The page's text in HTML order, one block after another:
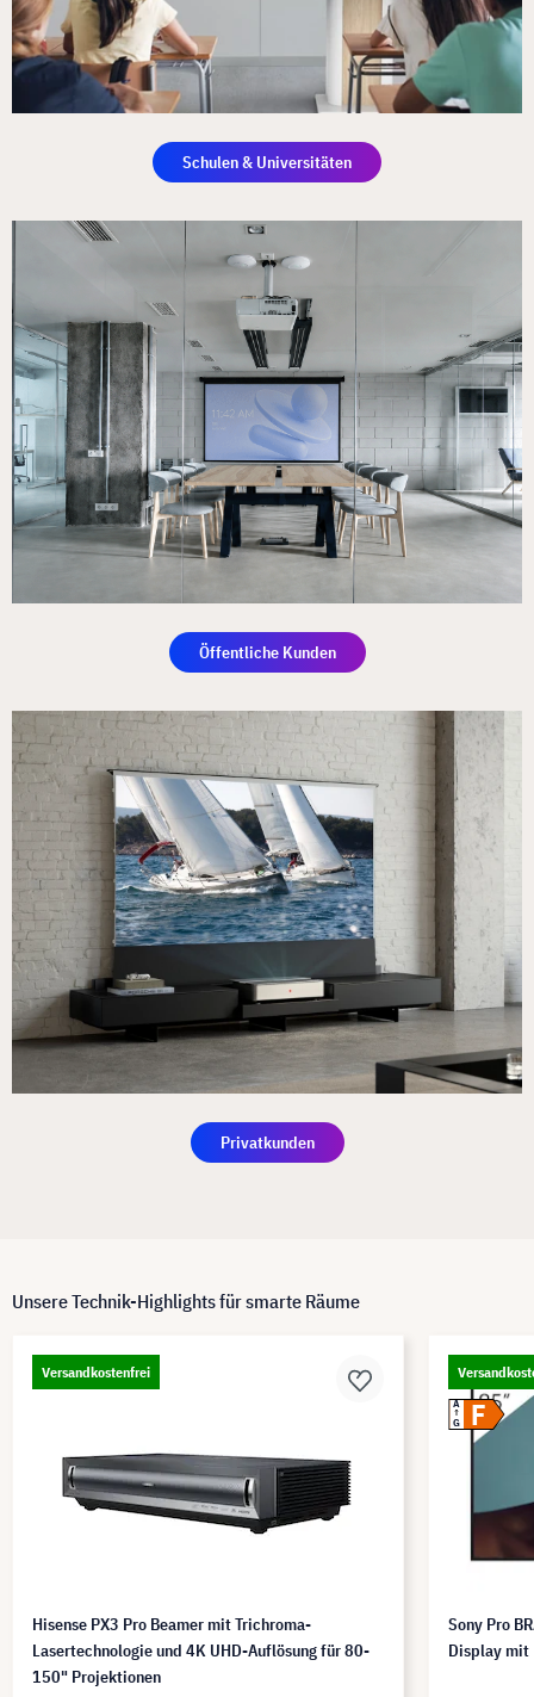
Schulen & Universitäten
Öffentliche Kunden
Privatkunden
Unsere Technik-Highlights für smarte Räume
Versandkostenfrei
Hisense PX3 Pro Beamer mit Trichroma-
Lasertechnologie und 4K UHD-Auflösung für 80-
150" Projektionen
A
G
F
Sony Pro
Display mit